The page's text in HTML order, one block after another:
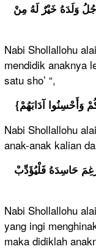
وَلَدَهُ خَيْرٌ لَهُ مِنْ
Nabi Shollallohu
mendidik anaknya
satu sho’ “,
Nabi Shollallohu
anak-anak kalian
حَاسِدَهُ فَلْيُؤَدِّبْ
Nabi Shollallohu
yang ingi
maka didiklah